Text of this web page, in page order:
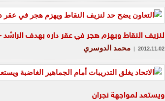
لنزيف النقاط ويهزم هجر في عقر داره بهدف الراشد
2012.11.02
| محمد الدوسري
ويستعد لمواجهة نجران